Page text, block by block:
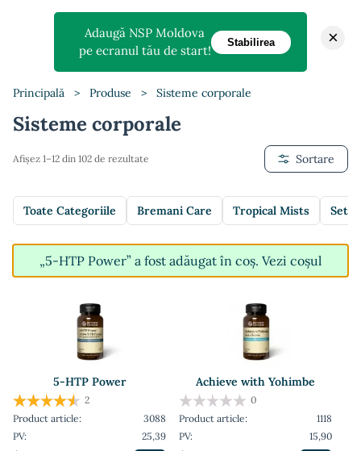
Principală > Produse > Sisteme corporale
Sisteme corporale
Afișez 1–12 din 102 de rezultate Sortare
Toate Categoriile Bremani Care Tropical Mists
„5-HTP Power” a fost adăugat în coș. Vezi coșul
5-HTP Power
2
Product article:
3088
PV:
25,39
Achieve with Yohimbe
0
Product article:
1118
PV:
15,90
Adaugă NSP Moldova
pe ecranul tău de start!
Stabilirea ×